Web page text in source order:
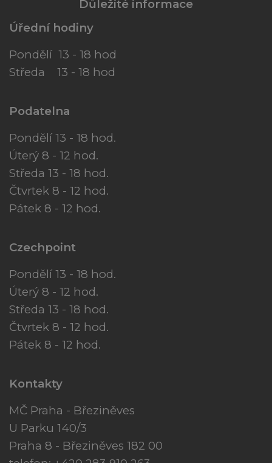
Důležité informace
Úřední hodiny
Pondělí 13 - 18 hod
Středa 13 - 18 hod
Podatelna
Pondělí 13 - 18 hod.
Úterý 8 - 12 hod.
Středa 13 - 18 hod.
Čtvrtek 8 - 12 hod.
Pátek 8 - 12 hod.
Czechpoint
Pondělí 13 - 18 hod.
Úterý 8 - 12 hod.
Středa 13 - 18 hod.
Čtvrtek 8 - 12 hod.
Pátek 8 - 12 hod.
Kontakty
MČ Praha - Březiněves
U Parku 140/3
Praha 8 - Březiněves 182 00